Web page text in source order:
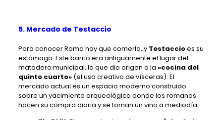
5. Mercado de Testaccio
Para conocer Roma hay que comerla, y Testaccioes su
estómago. Este barrio era antiguamente el lugar del
matadero municipal, lo que dio origen a la «cocina del
quinto cuarto»(el uso creativo de vísceras). El
mercado actual es un espacio moderno construido
sobre un yacimiento arqueológico donde los romanos
hacen su compra diaria y se toman un vino a mediodía.